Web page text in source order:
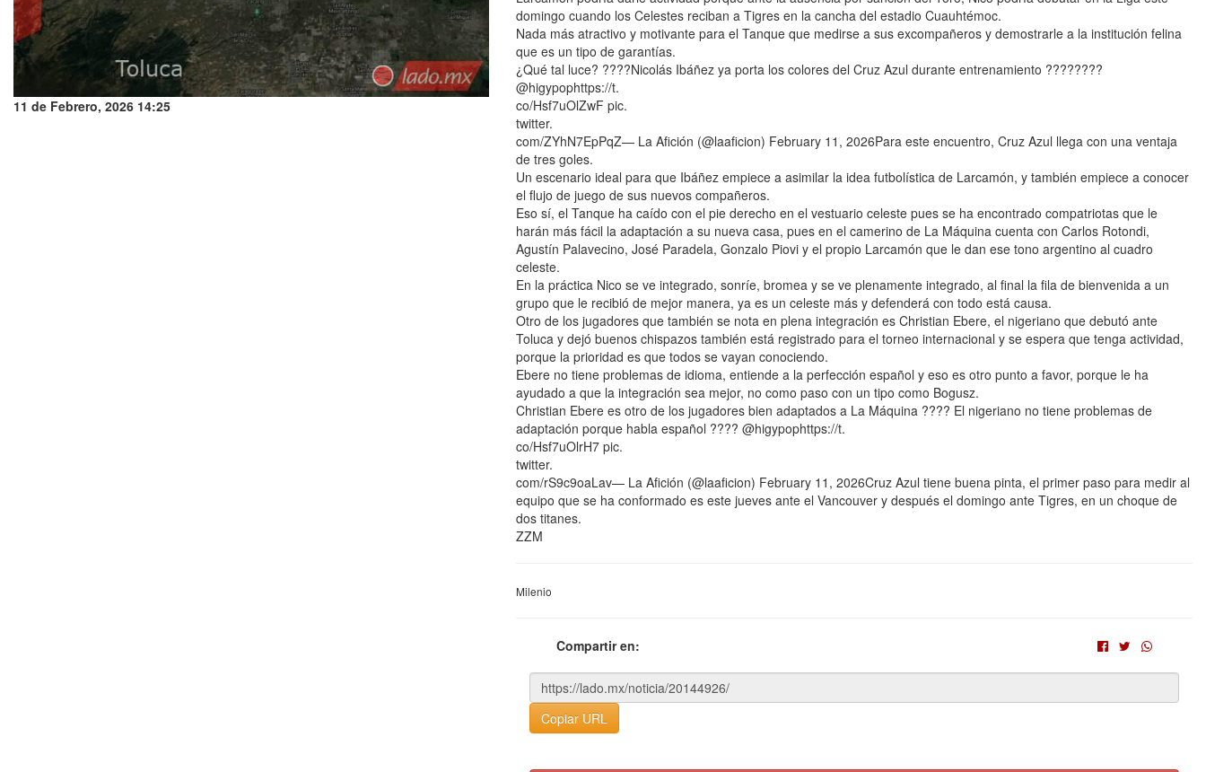
11 de Febrero, 2026 14:25
domingo cuando los Celestes reciban a Tigres en la cancha del estadio Cuauhtémoc.
Nada más atractivo y motivante para el Tanque que medirse a sus excompañeros y demostrarle a la institución felina
que es un tipo de garantías.
¿Qué tal luce? ????Nicolás Ibáñez ya porta los colores del Cruz Azul durante entrenamiento ????????
@higypophttps://t.
co/Hsf7uOlZwF pic.
twitter.
com/ZYhN7EpPqZ— La Afición (@laaficion) February 11, 2026Para este encuentro, Cruz Azul llega con una ventaja
de tres goles.
Un escenario ideal para que Ibáñez empiece a asimilar la idea futbolística de Larcamón, y también empiece a conocer
el flujo de juego de sus nuevos compañeros.
Eso sí, el Tanque ha caído con el pie derecho en el vestuario celeste pues se ha encontrado compatriotas que le
harán más fácil la adaptación a su nueva casa, pues en el camerino de La Máquina cuenta con Carlos Rotondi,
Agustín Palavecino, José Paradela, Gonzalo Piovi y el propio Larcamón que le dan ese tono argentino al cuadro
celeste.
En la práctica Nico se ve integrado, sonríe, bromea y se ve plenamente integrado, al final la fila de bienvenida a un
grupo que le recibió de mejor manera, ya es un celeste más y defenderá con todo está causa.
Otro de los jugadores que también se nota en plena integración es Christian Ebere, el nigeriano que debutó ante
Toluca y dejó buenos chispazos también está registrado para el torneo internacional y se espera que tenga actividad,
porque la prioridad es que todos se vayan conociendo.
Ebere no tiene problemas de idioma, entiende a la perfección español y eso es otro punto a favor, porque le ha
ayudado a que la integración sea mejor, no como paso con un tipo como Bogusz.
Christian Ebere es otro de los jugadores bien adaptados a La Máquina ???? El nigeriano no tiene problemas de
adaptación porque habla español ???? @higypophttps://t.
co/Hsf7uOlrH7 pic.
twitter.
com/rS9c9oaLav— La Afición (@laaficion) February 11, 2026Cruz Azul tiene buena pinta, el primer paso para medir al
equipo que se ha conformado es este jueves ante el Vancouver y después el domingo ante Tigres, en un choque de
dos titanes.
ZZM
Milenio
Compartir en:
Copiar URL